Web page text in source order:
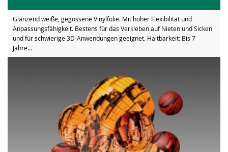
Glänzend weiße, gegossene Vinylfolie. Mit hoher Flexibilität und
Anpassungsfähigkeit. Bestens für das Verkleben auf Nieten und Sicken
und für schwierige 3D-Anwendungen geeignet. Haltbarkeit: Bis 7
Jahre...